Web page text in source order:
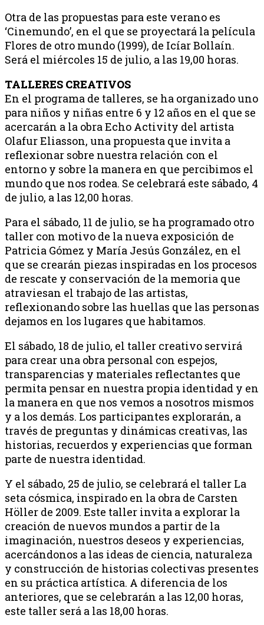
Otra de las propuestas para este verano es
‘Cinemundo’, en el que se proyectará la película
Flores de otro mundo (1999), de Icíar Bollaín.
Será el miércoles 15 de julio, a las 19,00 horas.
TALLERES CREATIVOS
En el programa de talleres, se ha organizado uno
para niños y niñas entre 6 y 12 años en el que se
acercarán a la obra Echo Activity del artista
Olafur Eliasson, una propuesta que invita a
reflexionar sobre nuestra relación con el
entorno y sobre la manera en que percibimos el
mundo que nos rodea. Se celebrará este sábado, 4
de julio, a las 12,00 horas.
Para el sábado, 11 de julio, se ha programado otro
taller con motivo de la nueva exposición de
Patricia Gómez y María Jesús González, en el
que se crearán piezas inspiradas en los procesos
de rescate y conservación de la memoria que
atraviesan el trabajo de las artistas,
reflexionando sobre las huellas que las personas
dejamos en los lugares que habitamos.
El sábado, 18 de julio, el taller creativo servirá
para crear una obra personal con espejos,
transparencias y materiales reflectantes que
permita pensar en nuestra propia identidad y en
la manera en que nos vemos a nosotros mismos
y a los demás. Los participantes explorarán, a
través de preguntas y dinámicas creativas, las
historias, recuerdos y experiencias que forman
parte de nuestra identidad.
Y el sábado, 25 de julio, se celebrará el taller La
seta cósmica, inspirado en la obra de Carsten
Höller de 2009. Este taller invita a explorar la
creación de nuevos mundos a partir de la
imaginación, nuestros deseos y experiencias,
acercándonos a las ideas de ciencia, naturaleza
y construcción de historias colectivas presentes
en su práctica artística. A diferencia de los
anteriores, que se celebrarán a las 12,00 horas,
este taller será a las 18,00 horas.